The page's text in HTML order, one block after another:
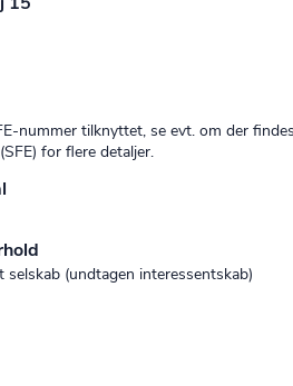
nummer tilknyttet, se evt. om der
for flere detaljer.
(undtagen interessent­skab)